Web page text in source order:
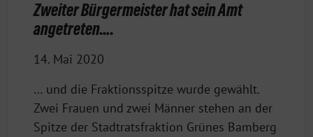
Zweiter Bürgermeister hat sein Amt
angetreten….
14. Mai 2020
… und die Fraktionsspitze wurde gewählt.
Zwei Frauen und zwei Männer stehen an der
Spitze der Stadtratsfraktion Grünes Bamberg